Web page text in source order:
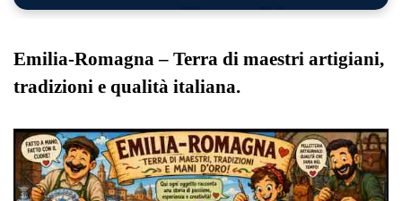
Emilia-Romagna – Terra di maestri artigiani,
tradizioni e qualità italiana.